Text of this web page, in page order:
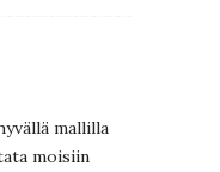
mallilla
moisiin